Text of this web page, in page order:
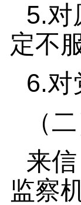
5.对
定不
6.对
（
来
监察